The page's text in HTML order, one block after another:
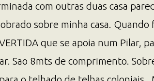
com outras duas casa
sobre minha casa. Quando
que se apoia num Pilar,
Sao 8mts de comprimento.